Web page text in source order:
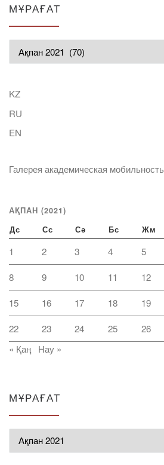
МҰРАҒАТ
KZ
RU
EN
Галерея академическая мобильность
АҚПАН (2021)
Дс Сс Сә Бс Жм
1 2 3 4 5
8 9 10 11 12
15 16 17 18 19
22 23 24 25 26
« Қаң
Нау »
МҰРАҒАТ